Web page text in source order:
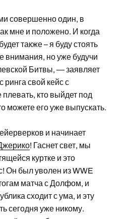
совершенно один, в
мне и положено. И когда
также – я буду стоять
внимания, но уже будучи
Битвы, — заявляет
ринга свой кейс с
кто выйдет под
можете его уже выпускать.
и начинает
! Гаснет свет, мы
куртке и это
Он был уволен из WWE
матча с Долфом, и
сходит с ума, и эту
сегодня уже никому.